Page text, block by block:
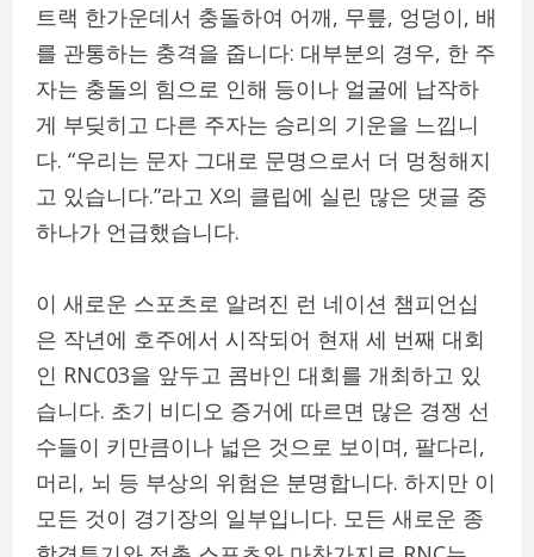
트랙 한가운데서 충돌하여 어깨, 무릎, 엉덩이, 배
를 관통하는 충격을 줍니다: 대부분의 경우, 한 주
자는 충돌의 힘으로 인해 등이나 얼굴에 납작하
게 부딪히고 다른 주자는 승리의 기운을 느낍니
다. “우리는 문자 그대로 문명으로서 더 멍청해지
고 있습니다.”라고 X의 클립에 실린 많은 댓글 중
하나가 언급했습니다.
이 새로운 스포츠로 알려진 런 네이션 챔피언십
은 작년에 호주에서 시작되어 현재 세 번째 대회
인 RNC03을 앞두고 콤바인 대회를 개최하고 있
습니다. 초기 비디오 증거에 따르면 많은 경쟁 선
수들이 키만큼이나 넓은 것으로 보이며, 팔다리,
머리, 뇌 등 부상의 위험은 분명합니다. 하지만 이
모든 것이 경기장의 일부입니다. 모든 새로운 종